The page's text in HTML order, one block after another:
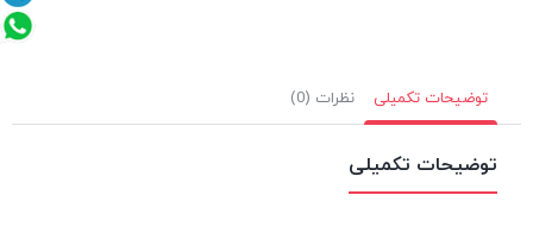
توضیحات تکمیلی نظرات (0)
توضیحات تکمیلی